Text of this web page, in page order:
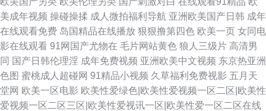
美成年视频 操碰操揉 成人微拍福利导航 亚洲欧美国产日韩 成年
在线观看免费 岛国精品在线播放 狠狠撸第四色 欧美一页 女同电
影在线观看 91网国产尤物在 毛片网站黄色 狼人三级片 高清男
同 国产日韩伦理淫 成年免费视频 亚洲欧美中文视频 东京热亚洲
色图 蜜桃成人超碰网 91精品小视频 久草福利免费视影 五月天
堂网 欧美一区电影 欧美性爱绿色|欧美性爱视频一区二区|欧美性
爱视频一区二区三区|欧美性爱视讯一区|欧美性爱一区二区在线